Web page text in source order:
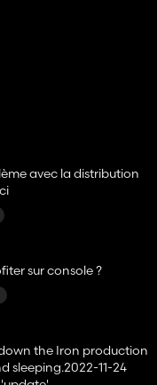
avec la distribution
sur console ?
the Iron production
sleeping.2022-11-24